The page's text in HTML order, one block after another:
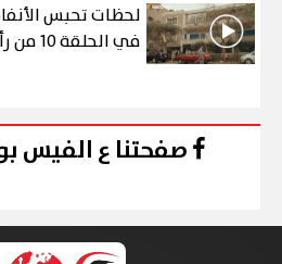
لحظات تحبس
في الحلقة 10 من رأس الأفعى
صفحتنا ع الفيس